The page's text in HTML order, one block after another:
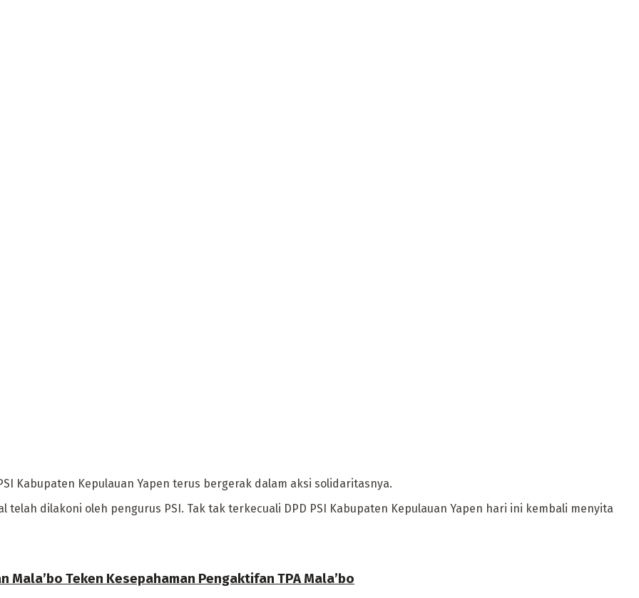
Kabupaten Kepulauan Yapen terus bergerak dalam aksi solidaritasnya.
telah dilakoni oleh pengurus PSI. Tak tak terkecuali DPD PSI Kabupaten Kepulauan Yapen hari ini kembali menyita
Teken Kesepahaman Pengaktifan TPA Mala’bo